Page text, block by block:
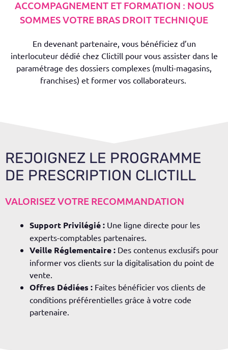
ACCOMPAGNEMENT ET FORMATION : NOUS
SOMMES VOTRE BRAS DROIT TECHNIQUE
En devenant partenaire, vous bénéficiez d’un
interlocuteur dédié chez Clictillpour vous assister dans le
paramétrage des dossiers complexes (multi-magasins,
franchises) et former vos collaborateurs.
REJOIGNEZ LE PROGRAMME
DE PRESCRIPTION CLICTILL
VALORISEZ VOTRE RECOMMANDATION
Support Privilégié : Une ligne directe pour les
experts-comptables partenaires.
Veille Réglementaire : Des contenus exclusifs pour
informer vos clients sur la digitalisation du point de
vente.
Offres Dédiées : Faites bénéficier vos clients de
conditions préférentielles grâce à votre code
partenaire.